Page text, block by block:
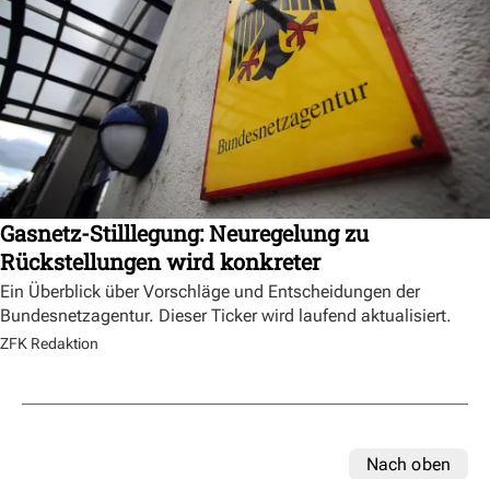
Gasnetz-Stilllegung: Neuregelung zu
Rückstellungen wird konkreter
Ein Überblick über Vorschläge und Entscheidungen der
Bundesnetzagentur. Dieser Ticker wird laufend aktualisiert.
ZFK Redaktion
Nach oben